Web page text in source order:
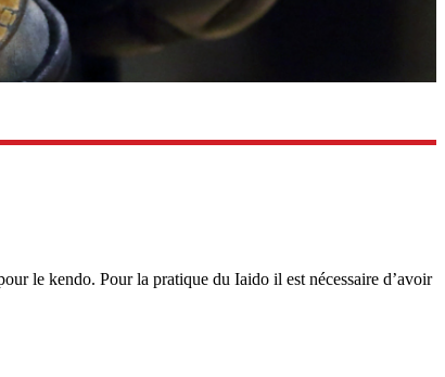
le kendo. Pour la pratique du Iaido il est nécessaire d’avoir